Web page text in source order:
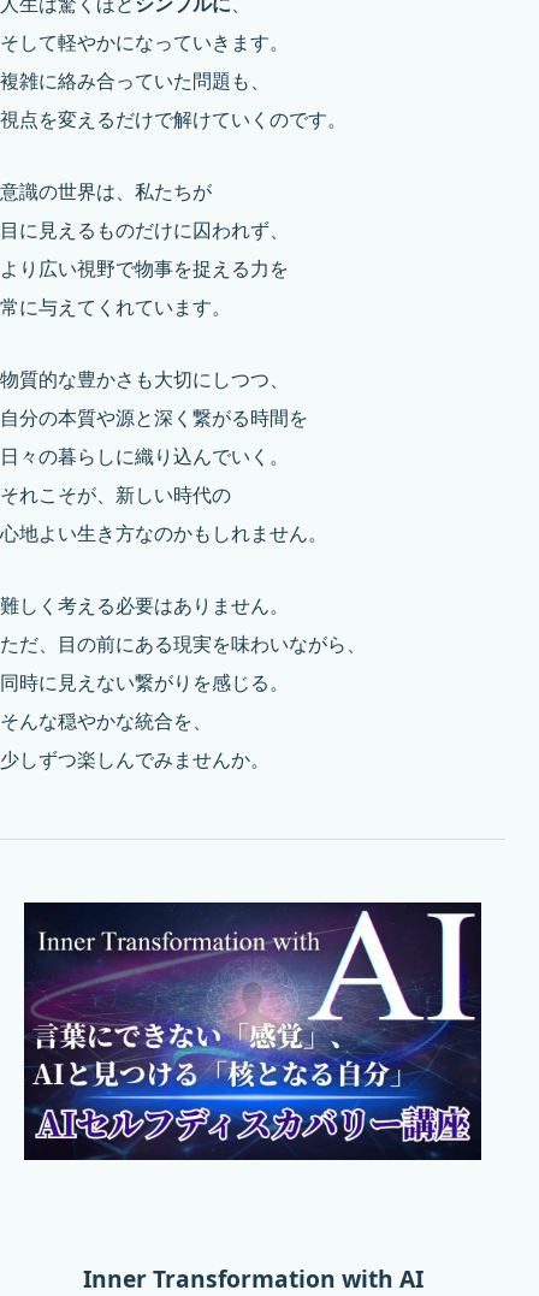
そして軽やかになっていきます。
複雑に絡み合っていた問題も、
視点を変えるだけで解けていくのです。
意識の世界は、私たちが
目に見えるものだけに囚われず、
より広い視野で物事を捉える力を
常に与えてくれています。
物質的な豊かさも大切にしつつ、
自分の本質や源と深く繋がる時間を
日々の暮らしに織り込んでいく。
それこそが、新しい時代の
心地よい生き方なのかもしれません。
難しく考える必要はありません。
ただ、目の前にある現実を味わいながら、
同時に見えない繋がりを感じる。
そんな穏やかな統合を、
少しずつ楽しんでみませんか。
Inner Transformation with AI